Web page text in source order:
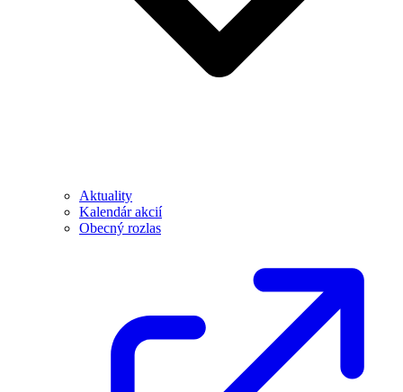
Aktuality
Kalendár akcií
Obecný rozlas